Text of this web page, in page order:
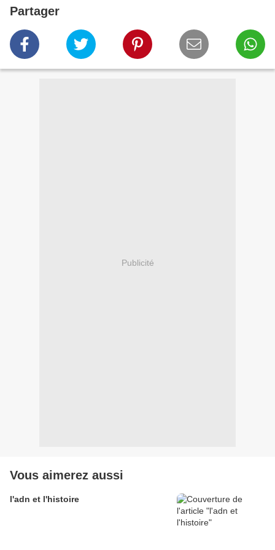
Partager
Publicité
Vous aimerez aussi
l'adn et l'histoire